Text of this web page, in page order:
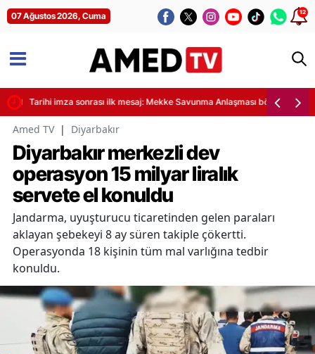
07 Ağustos 2026, Cuma 12
istifalar 232’yi buldu
Tarihi imza sonrası ilk mesaj: Mekke Savunma Anlaşması bölgesel
Amed TV | Diyarbakır
Diyarbakır merkezli dev
operasyon 15 milyar liralık
servete el konuldu
Jandarma, uyuşturucu ticaretinden gelen paraları
aklayan şebekeyi 8 ay süren takiple çökertti.
Operasyonda 18 kişinin tüm mal varlığına tedbir
konuldu.